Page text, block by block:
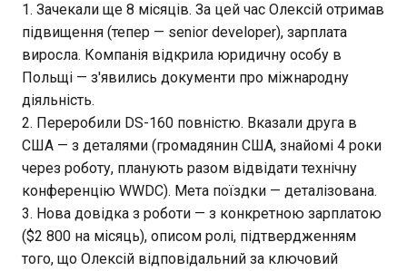
Зачекали ще 8 місяців. За цей час Олексій отримав
підвищення (тепер — senior developer), зарплата
виросла. Компанія відкрила юридичну особу в
Польщі — з'явились документи про міжнародну
діяльність.
Переробили DS-160 повністю. Вказали друга в
США — з деталями (громадянин США, знайомі 4 роки
через роботу, планують разом відвідати технічну
конференцію WWDC). Мета поїздки — деталізована.
Нова довідка з роботи — з конкретною зарплатою
($2 800 на місяць), описом ролі, підтвердженням
того, що Олексій відповідальний за ключовий